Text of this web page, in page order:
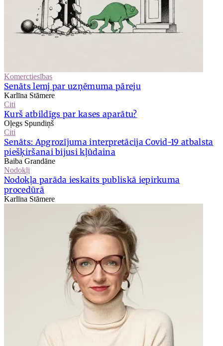
Komerctiesības
Senāts lemj par uzņēmuma pāreju
Karlīna Stāmere
Citi
Kurš atbildīgs par kases aparātu?
Oļegs Spundiņš
Citi
Senāts: Apgrozījuma interpretācija Covid-19 atbalsta
piešķiršanai bijusi kļūdaina
Baiba Grandāne
Nodokļi
Nodokļa parāda ieskaits publiskā iepirkuma
procedūrā
Karlīna Stāmere